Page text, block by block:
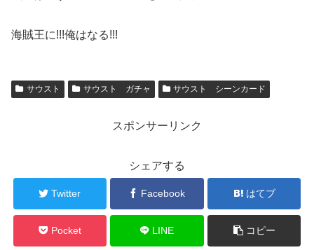
海賊王に!!!俺はなる!!!
サウスト サウスト ガチャ サウスト シーンカード
スポンサーリンク
シェアする
Twitter Facebook はてブ
Pocket LINE コピー